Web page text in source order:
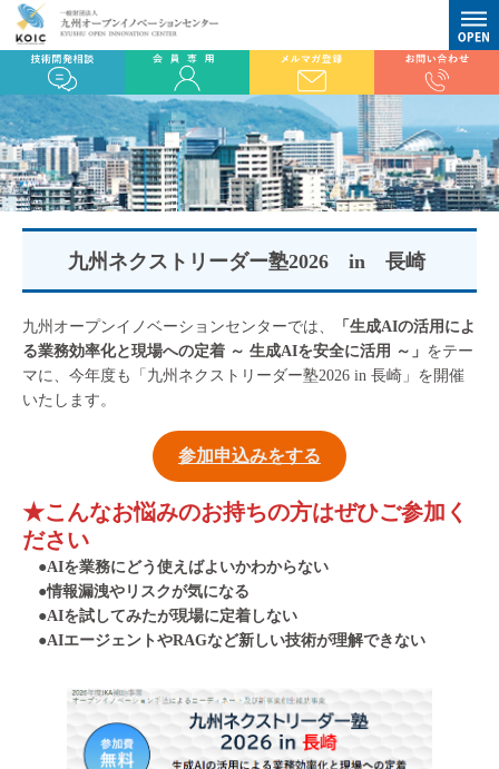
九州ネクストリーダー塾2026 in 長崎
九州オープンイノベーションセンターでは、
「生成AIの活用によ
る業務効率化と現場への定着 ～ 生成AIを安全に活用 ～」 をテー
マに、今年度も「九州ネクストリーダー塾2026 in 長崎」を開催
いたします。
参加申込みをする
★こんなお悩みのお持ちの方はぜひご参加く
ださい
●AIを業務にどう使えばよいかわからない
●情報漏洩やリスクが気になる
●AIを試してみたが現場に定着しない
●AIエージェントやRAGなど新しい技術が理解できない